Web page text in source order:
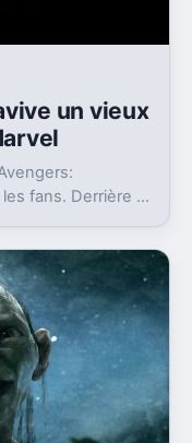
un vieux
fans. Derrière la